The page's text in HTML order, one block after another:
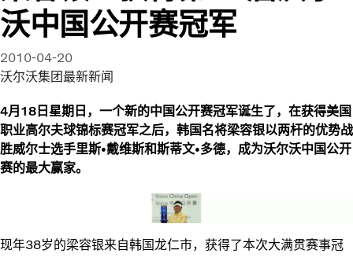
沃中国公开赛冠军
2010-04-20
沃尔沃集团最新新闻
4月18日星期日，一个新的中国公开赛冠军诞生了，在获得美国
职业高尔夫球锦标赛冠军之后，韩国名将梁容银以两杆的优势战
胜威尔士选手里斯•戴维斯和斯蒂文•多德，成为沃尔沃中国公开
赛的最大赢家。
现年38岁的梁容银来自韩国龙仁市，获得了本次大满贯赛事冠